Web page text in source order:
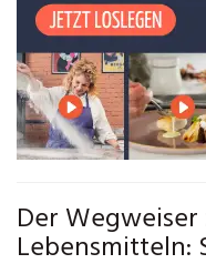
Der
Lebensmitteln: